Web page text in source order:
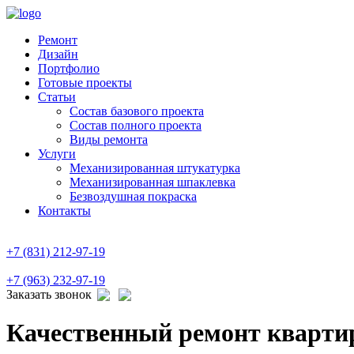
Ремонт
Дизайн
Портфолио
Готовые проекты
Статьи
Состав базового проекта
Состав полного проекта
Виды ремонта
Услуги
Механизированная штукатурка
Механизированная шпаклевка
Безвоздушная покраска
Контакты
+7 (831) 212-97-19
+7 (963) 232-97-19
Заказать звонок
Качественный ремонт